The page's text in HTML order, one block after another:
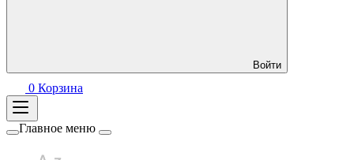
Войти
0 Корзина
Главное меню